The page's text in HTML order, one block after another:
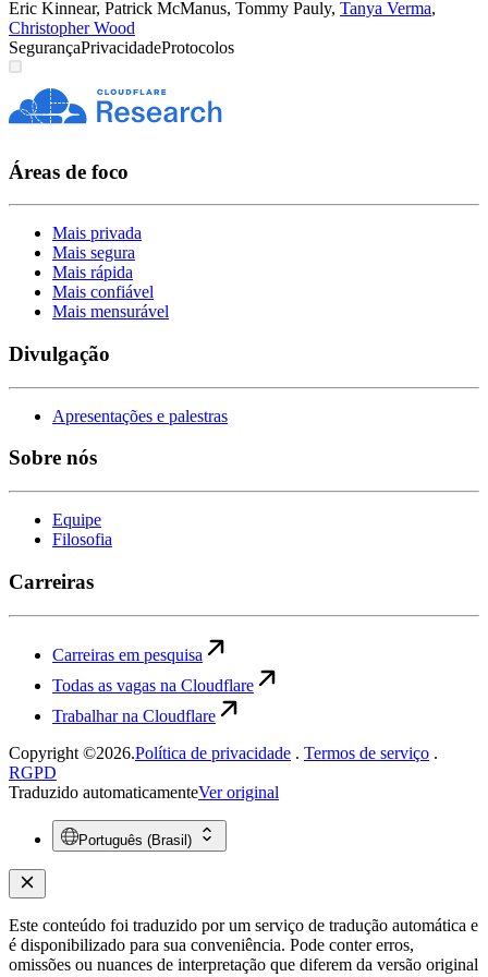
Eric Kinnear, Patrick McManus, Tommy Pauly, Tanya Verma,
Christopher Wood
SegurançaPrivacidadeProtocolos
Áreas de foco
Mais privada
Mais segura
Mais rápida
Mais confiável
Mais mensurável
Divulgação
Apresentações e palestras
Sobre nós
Equipe
Filosofia
Carreiras
Carreiras em pesquisa
Todas as vagas na Cloudflare
Trabalhar na Cloudflare
Copyright ©2026.Política de privacidade . Termos de serviço .
RGPD
Traduzido automaticamenteVer original
Português (Brasil)
Este conteúdo foi traduzido por um serviço de tradução automática e
é disponibilizado para sua conveniência. Pode conter erros,
omissões ou nuances de interpretação que diferem da versão original